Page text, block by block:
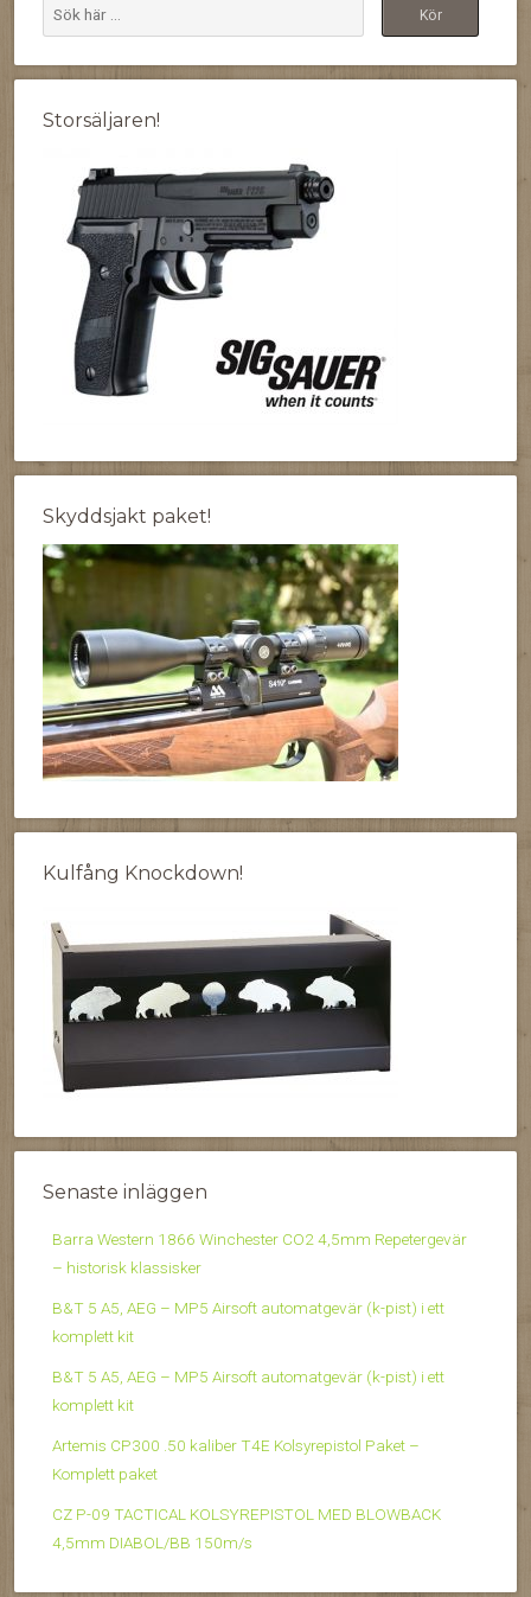
Storsäljaren!
Skyddsjakt paket!
Kulfång Knockdown!
Senaste inläggen
Barra Western 1866 Winchester CO2 4,5mm Repetergevär
– historisk klassisker
B&T 5 A5, AEG – MP5 Airsoft automatgevär (k-pist) i ett
komplett kit
B&T 5 A5, AEG – MP5 Airsoft automatgevär (k-pist) i ett
komplett kit
Artemis CP300 .50 kaliber T4E Kolsyrepistol Paket –
Komplett paket
CZ P-09 TACTICAL KOLSYREPISTOL MED BLOWBACK
4,5mm DIABOL/BB 150m/s